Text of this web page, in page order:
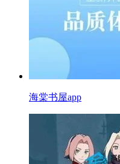
海棠书屋app